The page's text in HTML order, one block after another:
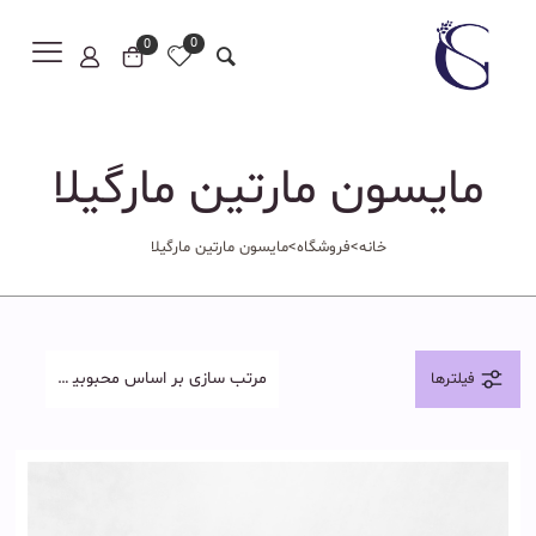
0
0
مایسون مارتین مارگیلا
خانه>فروشگاه>مایسون مارتین مارگیلا
فیلترها